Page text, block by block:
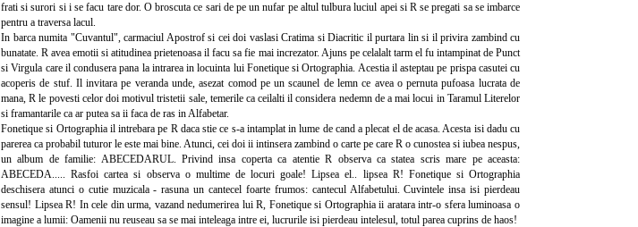
frati si surori si i se facu tare dor. O broscuta ce sari de pe un nufar pe altul tulbura luciul apei si R se pregati sa se imbarce
pentru a traversa lacul.
In barca numita "Cuvantul", carmaciul Apostrof si cei doi vaslasi Cratima si Diacritic il purtara lin si il privira zambind cu
bunatate. R avea emotii si atitudinea prietenoasa il facu sa fie mai increzator. Ajuns pe celalalt tarm el fu intampinat de Punct
si Virgula care il condusera pana la intrarea in locuinta lui Fonetique si Ortographia. Acestia il asteptau pe prispa casutei cu
acoperis de stuf. Il invitara pe veranda unde, asezat comod pe un scaunel de lemn ce avea o pernuta pufoasa lucrata de
mana, R le povesti celor doi motivul tristetii sale, temerile ca ceilalti il considera nedemn de a mai locui in Taramul Literelor
si framantarile ca ar putea sa ii faca de ras in Alfabetar.
Fonetique si Ortographia il intrebara pe R daca stie ce s-a intamplat in lume de cand a plecat el de acasa. Acesta isi dadu cu
parerea ca probabil tuturor le este mai bine. Atunci, cei doi ii intinsera zambind o carte pe care R o cunostea si iubea nespus,
un album de familie: ABECEDARUL. Privind insa coperta ca atentie R observa ca statea scris mare pe aceasta:
ABECEDA..... Rasfoi cartea si observa o multime de locuri goale! Lipsea el.. lipsea R! Fonetique si Ortographia
deschisera atunci o cutie muzicala - rasuna un cantecel foarte frumos: cantecul Alfabetului. Cuvintele insa isi pierdeau
sensul! Lipsea R! In cele din urma, vazand nedumerirea lui R, Fonetique si Ortographia ii aratara intr-o sfera luminoasa o
imagine a lumii: Oamenii nu reuseau sa se mai inteleaga intre ei, lucrurile isi pierdeau intelesul, totul parea cuprins de haos!